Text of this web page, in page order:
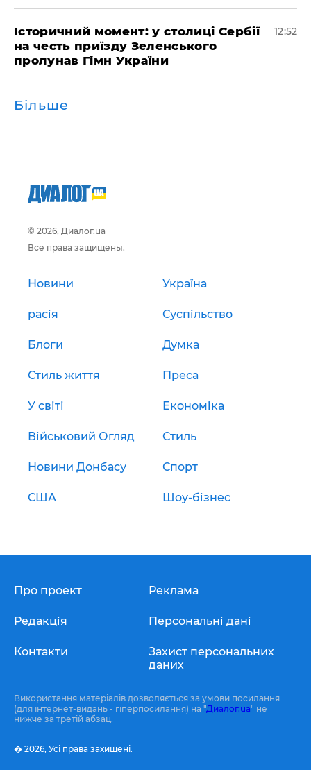
Історичний момент: у столиці Сербії
на честь приїзду Зеленського
пролунав Гімн України
12:52
Більше
© 2026, Диалог.ua
Все права защищены.
Новини Україна
расія Суспільство
Блоги Думка
Стиль життя Преса
У світі Економіка
Військовий Огляд Стиль
Новини Донбасу Спорт
США Шоу-бізнес
Про проект
Редакція
Контакти
Реклама
Персональні дані
Захист персональних
даних
Використання матеріалів дозволяється за умови посилання
(для інтернет-видань - гіперпосилання) на "Диалог.ua" не
нижче за третій абзац.
� 2026, Усі права захищені.